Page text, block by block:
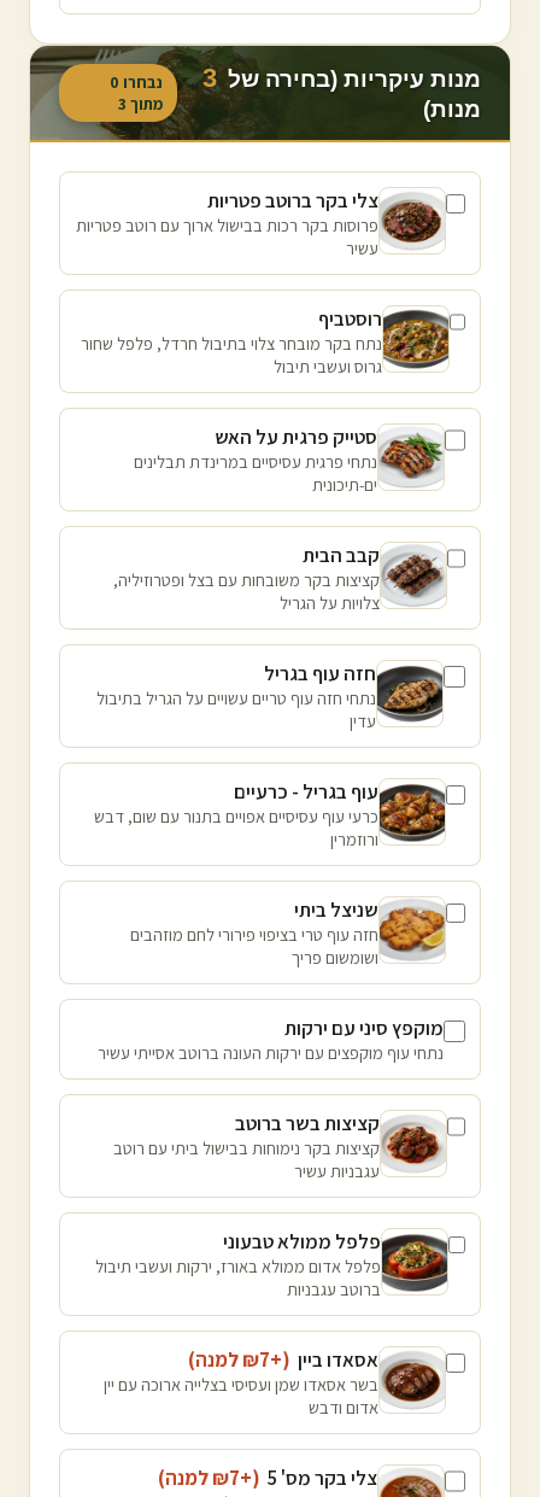
מנות עיקריות (בחירה של 3
מנות)
נבחרו 0
מתוך 3
צלי בקר ברוטב פטריות
פרוסות בקר רכות בבישול ארוך עם רוטב פטריות
עשיר
רוסטביף
נתח בקר מובחר צלוי בתיבול חרדל, פלפל שחור
גרוס ועשבי תיבול
סטייק פרגית על האש
נתחי פרגית עסיסיים במרינדת תבלינים
ים-תיכונית
קבב הבית
קציצות בקר משובחות עם בצל ופטרוזיליה,
צלויות על הגריל
חזה עוף בגריל
נתחי חזה עוף טריים עשויים על הגריל בתיבול
עדין
עוף בגריל - כרעיים
כרעי עוף עסיסיים אפויים בתנור עם שום, דבש
ורוזמרין
שניצל ביתי
חזה עוף טרי בציפוי פירורי לחם מוזהבים
ושומשום פריך
מוקפץ סיני עם ירקות
נתחי עוף מוקפצים עם ירקות העונה ברוטב אסייתי עשיר
קציצות בשר ברוטב
קציצות בקר נימוחות בבישול ביתי עם רוטב
עגבניות עשיר
פלפל ממולא טבעוני
פלפל אדום ממולא באורז, ירקות ועשבי תיבול
ברוטב עגבניות
אסאדו ביין (+₪
7 למנה)
בשר אסאדו שמן ועסיסי בצלייה ארוכה עם יין
אדום ודבש
צלי בקר מס' 5 (+₪
7 למנה)